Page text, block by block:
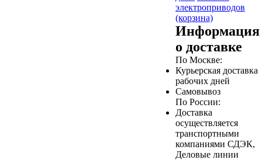
электроприводов
(корзина)
Информация
о доставке
По Москве:
Курьерская доставка
рабочих дней
Самовывоз
По России:
Доставка
осуществляется
транспортными
компаниями СДЭК,
Деловые линии